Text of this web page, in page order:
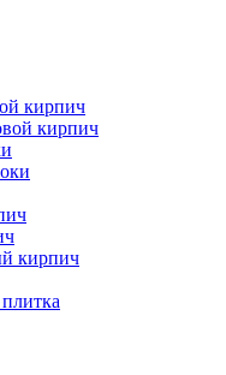
кирпич
кирпич
кирпич